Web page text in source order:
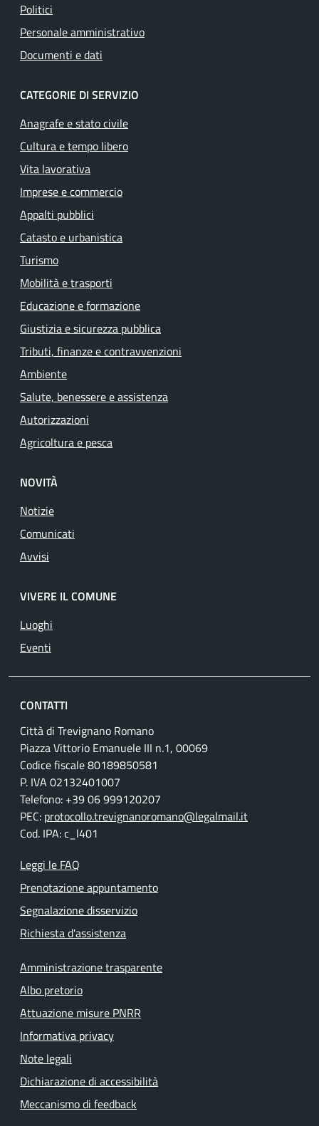
Politici
Personale amministrativo
Documenti e dati
CATEGORIE DI SERVIZIO
Anagrafe e stato civile
Cultura e tempo libero
Vita lavorativa
Imprese e commercio
Appalti pubblici
Catasto e urbanistica
Turismo
Mobilità e trasporti
Educazione e formazione
Giustizia e sicurezza pubblica
Tributi, finanze e contravvenzioni
Ambiente
Salute, benessere e assistenza
Autorizzazioni
Agricoltura e pesca
NOVITÀ
Notizie
Comunicati
Avvisi
VIVERE IL COMUNE
Luoghi
Eventi
CONTATTI
Città di Trevignano Romano
Piazza Vittorio Emanuele III n.1, 00069
Codice fiscale 80189850581
P. IVA 02132401007
Telefono: +39 06 999120207
PEC: protocollo.trevignanoromano@legalmail.it
Cod. IPA: c_l401
Leggi le FAQ
Prenotazione appuntamento
Segnalazione disservizio
Richiesta d'assistenza
Amministrazione trasparente
Albo pretorio
Attuazione misure PNRR
Informativa privacy
Note legali
Dichiarazione di accessibilità
Meccanismo di feedback